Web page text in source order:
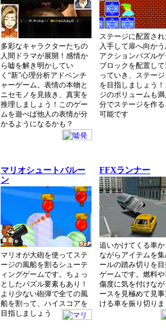
多彩なキャラクターたちの
人間ドラマが展開！感情か
ら嘘を解き明かしてい
く“新”心理分析アドベンチ
ャーゲーム。表情の本物と
ニセモノを見抜き、真実を
推理しましょう！このゲー
ムを遊べば他人の表情が分
かるようになるかも？
ステージに配置さ
入手して扉へ向か
アクションパズル
ブロックを配置し
っていき、ステー
を目指しましょう
ジのボリュームも
分でステージを作
可能です
マリオシュートバルー
ン
マリオが大砲を使ってステ
ージの風船を割るシューテ
ィングゲームです。ちょっ
としたパズル要素もあり！
より少ない砲弾で全ての風
船を割って、ハイスコアを
目指しましょう
FFXランナー
追いかけてくる車
ながらアイテムを
ールの踏み切りを
ゲームです。燃料
傷度に気を付けな
ースを見極めて見
ける車を振り切り